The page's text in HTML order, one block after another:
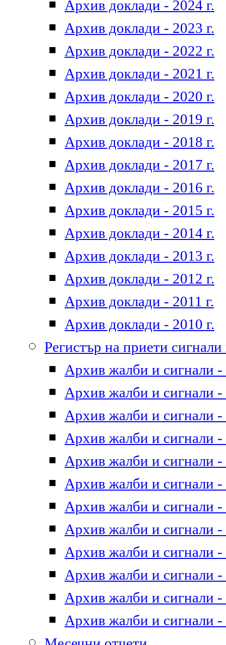
Архив доклади - 2024 г.
Архив доклади - 2023 г.
Архив доклади - 2022 г.
Архив доклади - 2021 г.
Архив доклади - 2020 г.
Архив доклади - 2019 г.
Архив доклади - 2018 г.
Архив доклади - 2017 г.
Архив доклади - 2016 г.
Архив доклади - 2015 г.
Архив доклади - 2014 г.
Архив доклади - 2013 г.
Архив доклади - 2012 г.
Архив доклади - 2011 г.
Архив доклади - 2010 г.
Регистър на приети
Архив жалби и сигнали -
Архив жалби и сигнали -
Архив жалби и сигнали -
Архив жалби и сигнали -
Архив жалби и сигнали -
Архив жалби и сигнали -
Архив жалби и сигнали -
Архив жалби и сигнали -
Архив жалби и сигнали -
Архив жалби и сигнали -
Архив жалби и сигнали -
Архив жалби и сигнали -